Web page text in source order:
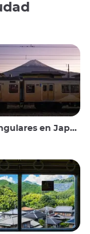
en Japón